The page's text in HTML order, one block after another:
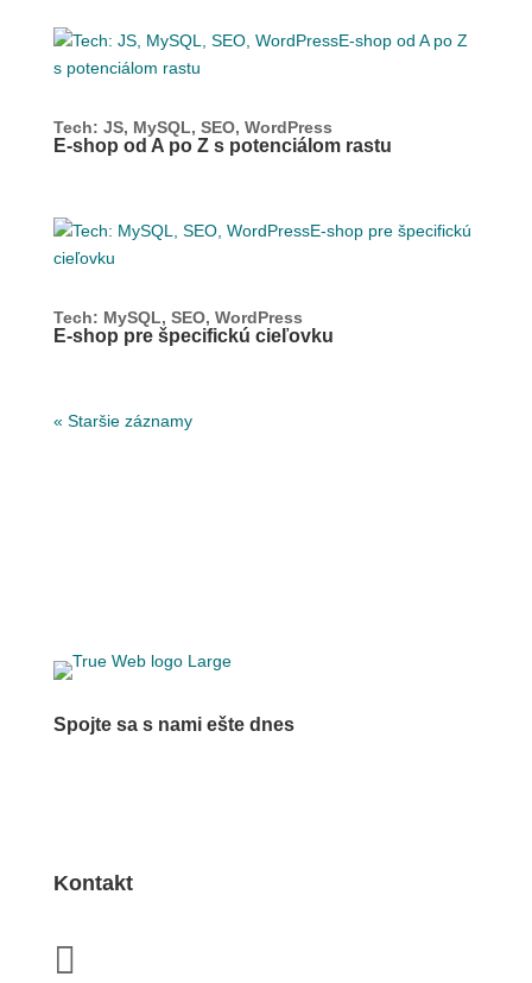
Tech: JS, MySQL, SEO, WordPress
E-shop od A po Z s potenciálom rastu
Tech: MySQL, SEO, WordPress
E-shop pre špecifickú cieľovku
« Staršie záznamy
Spojte sa s nami ešte dnes
Kontakt
